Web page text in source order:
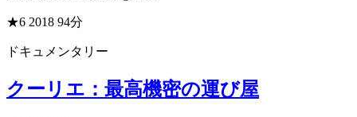
★6 2018 94分
ドキュメンタリー
クーリエ：最高機密の運び屋